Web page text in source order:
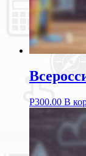
Р300.00 В